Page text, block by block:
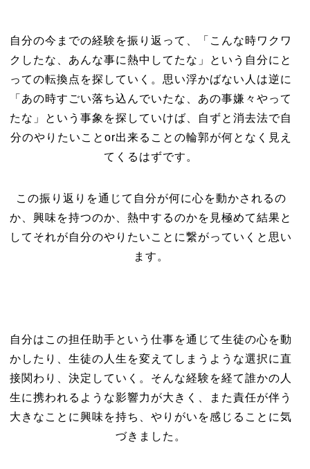
自分の今までの経験を振り返って、「こんな時ワクワ
クしたな、あんな事に熱中してたな」という自分にと
っての転換点を探していく。思い浮かばない人は逆に
「あの時すごい落ち込んでいたな、あの事嫌々やって
たな」という事象を探していけば、自ずと消去法で自
分のやりたいことor出来ることの輪郭が何となく見え
てくるはずです。
この振り返りを通じて自分が何に心を動かされるの
か、興味を持つのか、熱中するのかを見極めて結果と
してそれが自分のやりたいことに繋がっていくと思い
ます。
自分はこの担任助手という仕事を通じて生徒の心を動
かしたり、生徒の人生を変えてしまうような選択に直
接関わり、決定していく。そんな経験を経て誰かの人
生に携われるような影響力が大きく、また責任が伴う
大きなことに興味を持ち、やりがいを感じることに気
づきました。